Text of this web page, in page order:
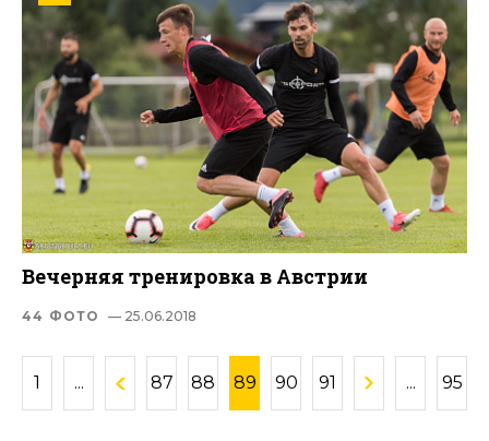
Вечерняя тренировка в Австрии
44 ФОТО — 25.06.2018
1 ... 87 88 89 90 91 ... 95